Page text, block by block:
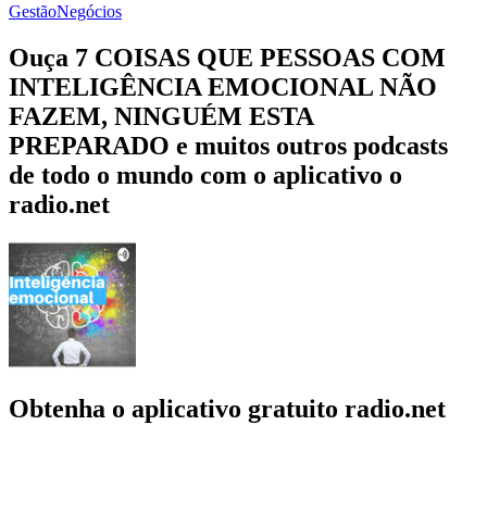
GestãoNegócios
Ouça 7 COISAS QUE PESSOAS COM
INTELIGÊNCIA EMOCIONAL NÃO
FAZEM, NINGUÉM ESTA
PREPARADO e muitos outros podcasts
de todo o mundo com o aplicativo o
radio.net
Obtenha o aplicativo gratuito radio.net